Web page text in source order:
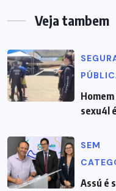
Veja tambem
sexu4l
SEM
Assú é